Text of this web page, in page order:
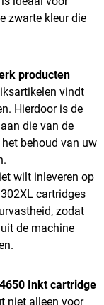
zwarte kleur die
producten
vindt
Hierdoor is de
die van de
behoud van uw
wilt inleveren op
cartridges
zodat
de machine
Inkt cartridge
niet alleen voor